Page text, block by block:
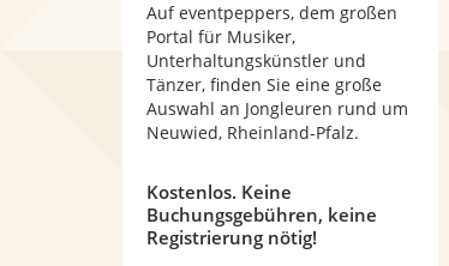
Auf eventpeppers, dem großen
Portal für Musiker,
Unterhaltungskünstler und
Tänzer, finden Sie eine große
Auswahl an Jongleuren rund um
Neuwied, Rheinland-Pfalz.
Kostenlos. Keine
Buchungsgebühren, keine
Registrierung nötig!